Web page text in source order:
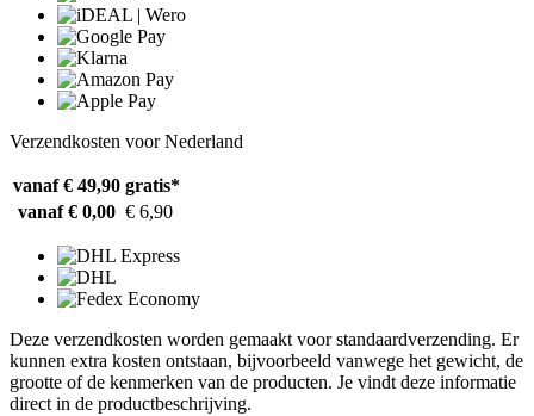
Verzendkosten voor Nederland
vanaf € 49,90 gratis*
vanaf € 0,00 € 6,90
Deze verzendkosten worden gemaakt voor standaardverzending. Er
kunnen extra kosten ontstaan, bijvoorbeeld vanwege het gewicht, de
grootte of de kenmerken van de producten. Je vindt deze informatie
direct in de productbeschrijving.